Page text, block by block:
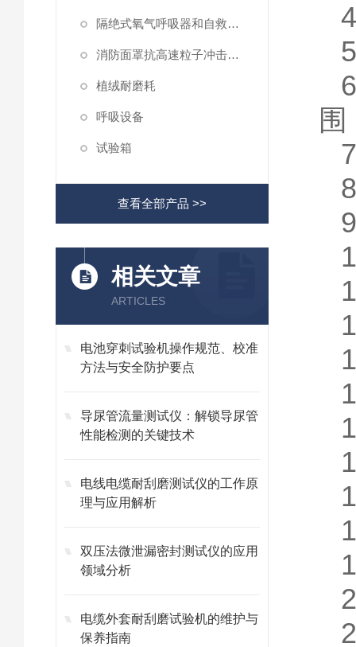
隔绝式氧气呼吸器和自救器二氧化碳吸收率及水分含量测试仪
消防面罩抗高速粒子冲击试验机
植绒耐磨耗
呼吸设备
试验箱
查看全部产品 >>
相关文章
ARTICLES
电池穿刺试验机操作规范、校准
方法与安全防护要点
导尿管流量测试仪：解锁导尿管
性能检测的关键技术
电线电缆耐刮磨测试仪的工作原
理与应用解析
双压法微泄漏密封测试仪的应用
领域分析
电缆外套耐刮磨试验机的维护与
保养指南
围